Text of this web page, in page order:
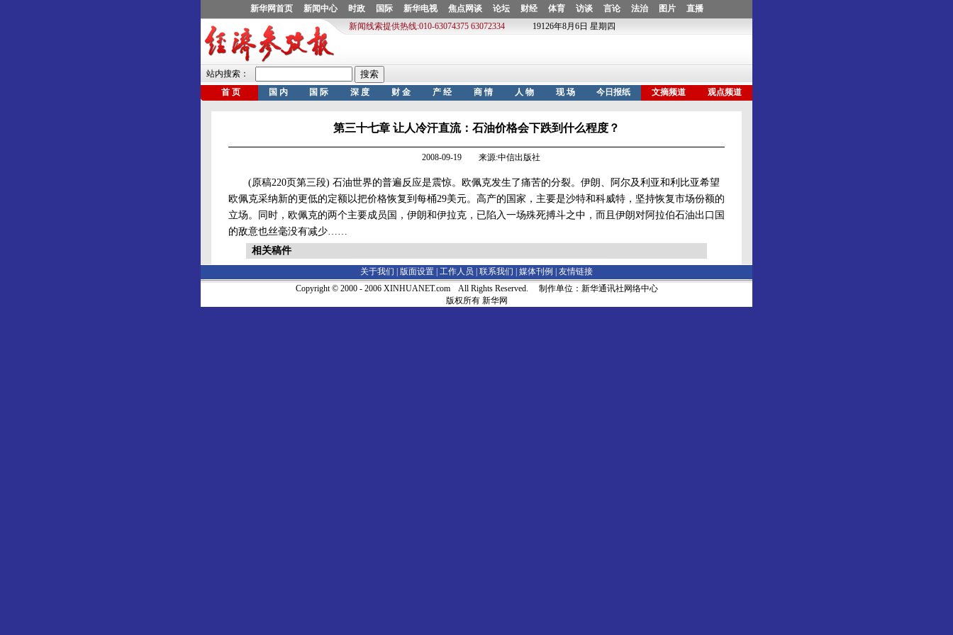
第三十七章 让人冷汗直流：石油价格会下跌到什么程度？
2008-09-19 来源:中信出版社
(原稿220页第三段) 石油世界的普遍反应是震惊。欧佩克发生了痛苦的分裂。伊朗、阿尔及利亚和利比亚希望
欧佩克采纳新的更低的定额以把价格恢复到每桶29美元。高产的国家，主要是沙特和科威特，坚持恢复市场份额的
立场。同时，欧佩克的两个主要成员国，伊朗和伊拉克，已陷入一场殊死搏斗之中，而且伊朗对阿拉伯石油出口国
的敌意也丝毫没有减少……
相关稿件
关于我们 | 版面设置 工作人员 联系我们 媒体刊例
友情链接
Copyright © 2000 - 2006 XINHUANET.com All Rights Reserved. 制作单位：新华通讯社网络中心
版权所有 新华网